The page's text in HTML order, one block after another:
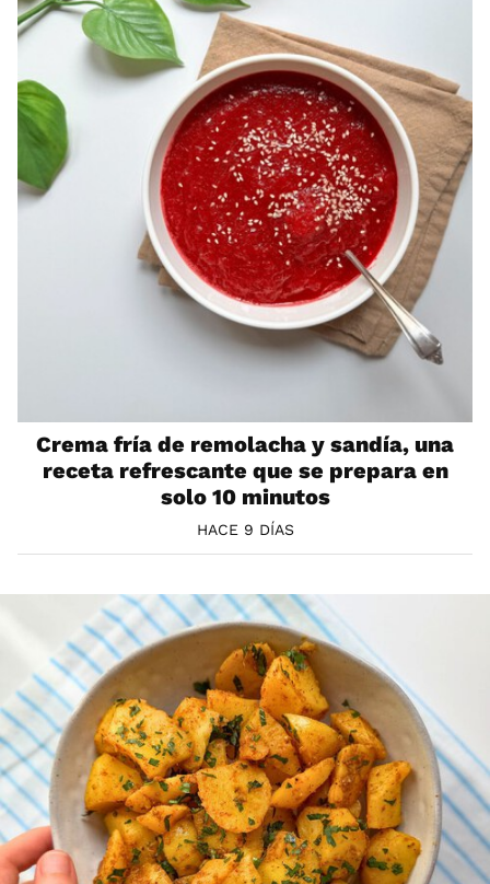
Crema fría de remolacha y sandía, una
receta refrescante que se prepara en
solo 10 minutos
HACE 9 DÍAS